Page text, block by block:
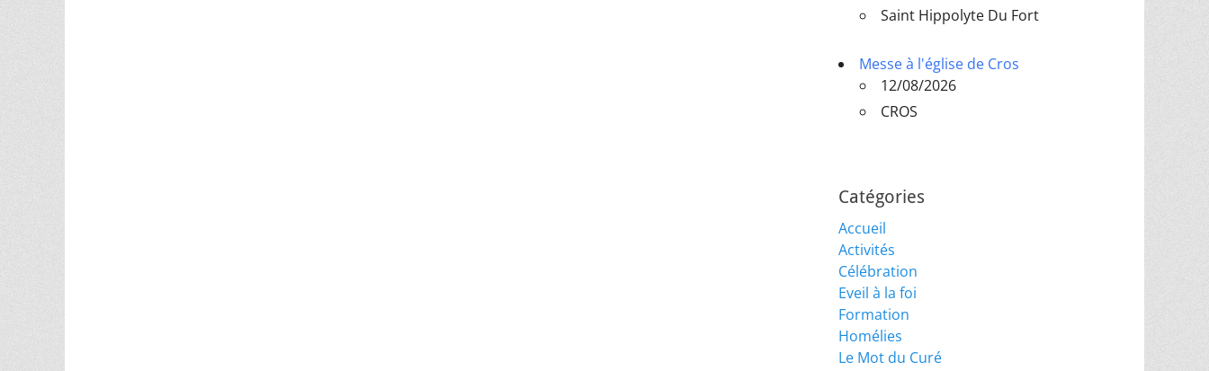
Saint Hippolyte Du Fort
Messe à l'église de Cros
12/08/2026
CROS
Catégories
Accueil
Activités
Célébration
Eveil à la foi
Formation
Homélies
Le Mot du Curé